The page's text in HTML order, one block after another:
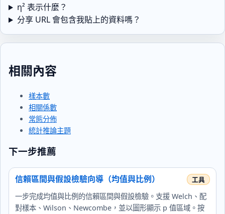
η² 表示什麼？
分享 URL 會包含我貼上的資料嗎？
相關內容
樣本數
相關係數
常態分佈
統計推論主題
下一步推薦
信賴區間與假設檢驗向導（均值與比例）
一步完成均值與比例的信賴區間與假設檢驗。支援 Welch、配
對樣本、Wilson、Newcombe，並以圖形顯示 p 值區域。按